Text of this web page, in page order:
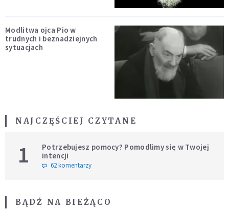
Modlitwa ojca Pio w
trudnych i beznadziejnych
sytuacjach
NAJCZĘŚCIEJ CZYTANE
1
Potrzebujesz pomocy? Pomodlimy się w Twojej
intencji
62 komentarzy
BĄDŹ NA BIEŻĄCO